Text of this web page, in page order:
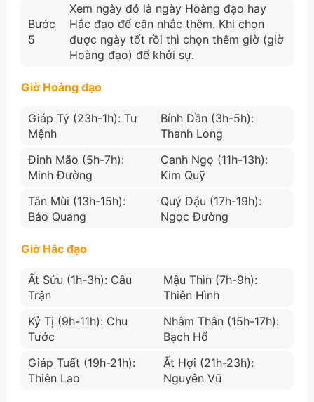
Bước
5
Xem ngày đó là ngày Hoàng đạo hay
Hắc đạo để cân nhắc thêm. Khi chọn
được ngày tốt rồi thì chọn thêm giờ (giờ
Hoàng đạo) để khởi sự.
Giờ Hoàng đạo
Giáp Tý (23h-1h): Tư
Mệnh
Bính Dần (3h-5h):
Thanh Long
Đinh Mão (5h-7h):
Minh Đường
Canh Ngọ (11h-13h):
Kim Quỹ
Tân Mùi (13h-15h):
Bảo Quang
Quý Dậu (17h-19h):
Ngọc Đường
Giờ Hắc đạo
Ất Sửu (1h-3h): Câu
Trận
Mậu Thìn (7h-9h):
Thiên Hình
Kỷ Tị (9h-11h): Chu
Tước
Nhâm Thân (15h-17h):
Bạch Hổ
Giáp Tuất (19h-21h):
Thiên Lao
Ất Hợi (21h-23h):
Nguyên Vũ